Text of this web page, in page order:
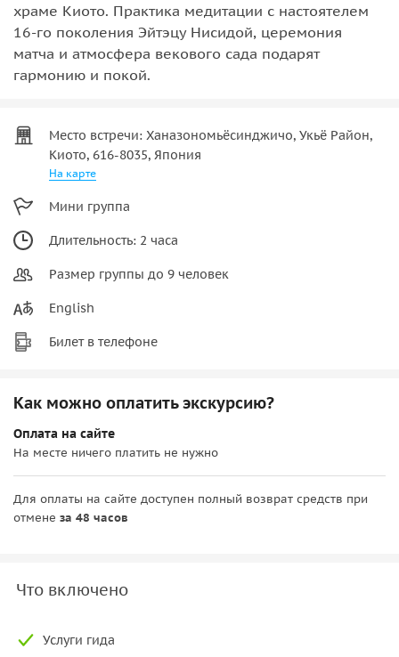
храме Киото. Практика медитации с настоятелем
16‑го поколения Эйтэцу Нисидой, церемония
матча и атмосфера векового сада подарят
гармонию и покой.
Место встречи: Ханазономьёсинджичо, Укьё Район,
Киото, 616-8035, Япония
На карте
Мини группа
Длительность: 2 часа
Размер группы до 9 человек
English
Билет в телефоне
Как можно оплатить экскурсию?
Оплата на сайте
На месте ничего платить не нужно
Для оплаты на сайте доступен полный возврат средств при
отмене за 48 часов
Что включено
Услуги гида